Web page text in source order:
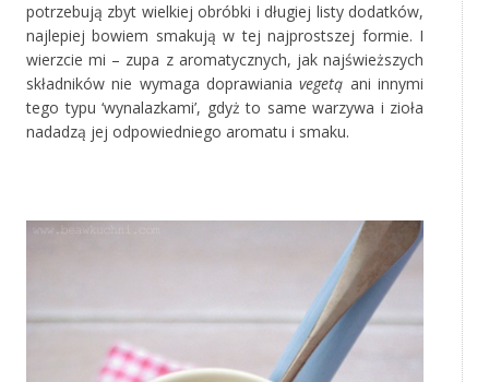
potrzebują zbyt wielkiej obróbki i długiej listy dodatków,
najlepiej bowiem smakują w tej najprostszej formie. I
wierzcie mi – zupa z aromatycznych, jak najświeższych
składników nie wymaga doprawianiavegetą ani innymi
tego typu ‘wynalazkami’, gdyż to same warzywa i zioła
nadadzą jej odpowiedniego aromatu i smaku.